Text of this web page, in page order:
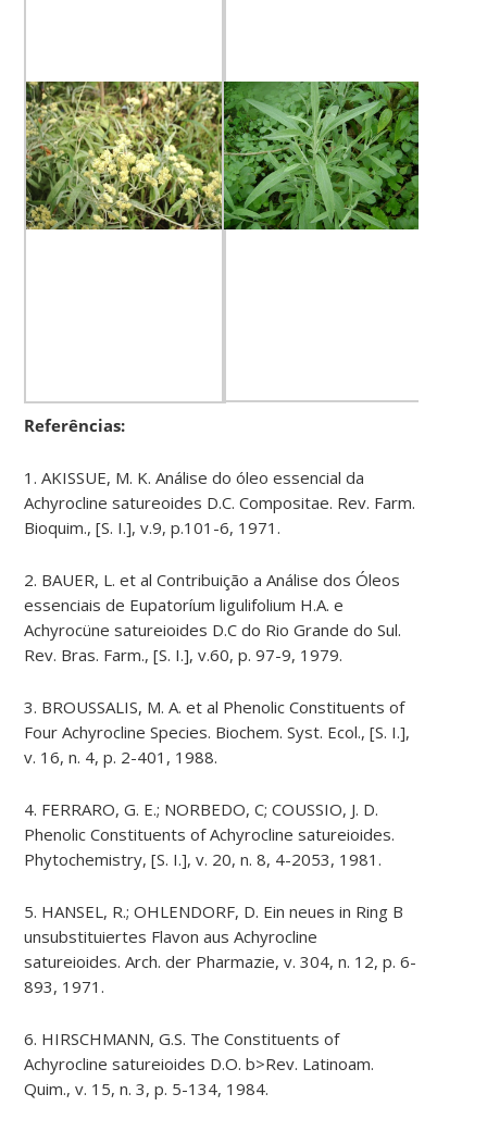
Referências:
1. AKISSUE, M. K. Análise do óleo essencial da
Achyrocline satureoides D.C. Compositae. Rev. Farm.
Bioquim., [S. I.], v.9, p.101-6, 1971.
2. BAUER, L. et al Contribuição a Análise dos Óleos
essenciais de Eupatoríum ligulifolium H.A. e
Achyrocüne satureioides D.C do Rio Grande do Sul.
Rev. Bras. Farm., [S. I.], v.60, p. 97-9, 1979.
3. BROUSSALIS, M. A. et al Phenolic Constituents of
Four Achyrocline Species. Biochem. Syst. Ecol., [S. I.],
v. 16, n. 4, p. 2-401, 1988.
4. FERRARO, G. E.; NORBEDO, C; COUSSIO, J. D.
Phenolic Constituents of Achyrocline satureioides.
Phytochemistry, [S. I.], v. 20, n. 8, 4-2053, 1981.
5. HANSEL, R.; OHLENDORF, D. Ein neues in Ring B
unsubstituiertes Flavon aus Achyrocline
satureioides. Arch. der Pharmazie, v. 304, n. 12, p. 6-
893, 1971.
6. HIRSCHMANN, G.S. The Constituents of
Achyrocline satureioides D.O. b>Rev. Latinoam.
Quim., v. 15, n. 3, p. 5-134, 1984.